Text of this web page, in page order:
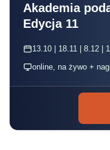
Akademia
Edycja 11
13.10 | 18.11 | 8.12 |
online, na żywo +